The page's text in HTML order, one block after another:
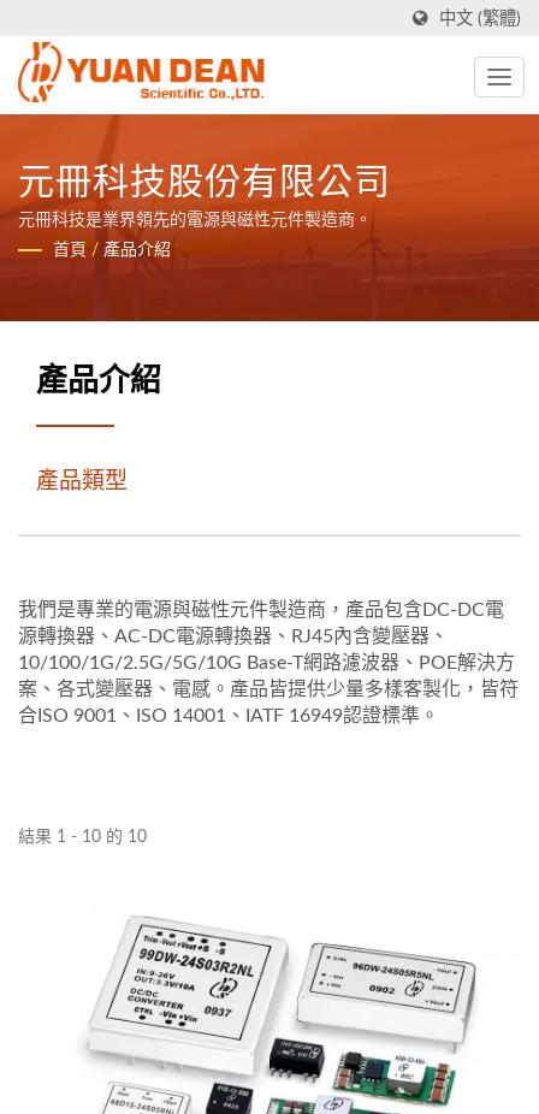
中文 (繁體)
元冊科技股份有限公司
元冊科技是業界領先的電源與磁性元件製造商。
首頁 / 產品介紹
產品介紹
產品類型
我們是專業的電源與磁性元件製造商，產品包含DC-DC電
源轉換器、AC-DC電源轉換器、RJ45內含變壓器、
10/100/1G/2.5G/5G/10G Base-T網路濾波器、POE解決方
案、各式變壓器、電感。產品皆提供少量多樣客製化，皆符
合ISO 9001、ISO 14001、IATF 16949認證標準。
結果 1 - 10 的 10